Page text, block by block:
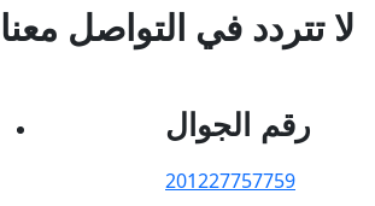
لا تتردد في التواصل معنا
رقم الجوال
201227757759